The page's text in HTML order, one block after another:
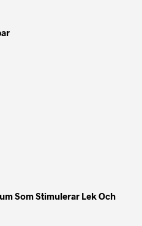
Som Stimulerar Lek Och